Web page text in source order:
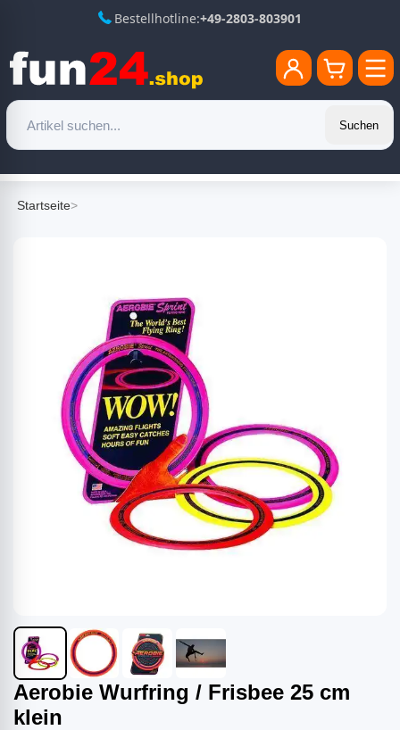
Bestellhotline:+49-2803-803901
Suchen
Startseite>
Aerobie Wurfring / Frisbee 25 cm
klein